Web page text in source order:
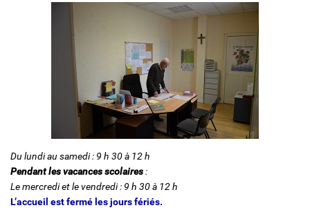
Du lundi au samedi : 9 h 30 à 12 h
Pendant les vacances scolaires:
Le mercredi et le vendredi : 9 h 30 à 12 h
L’accueil est fermé les jours fériés.